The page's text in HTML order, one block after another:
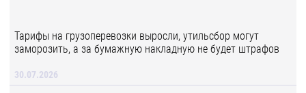
Тарифы на грузоперевозки выросли, утильсбор могут
заморозить, а за бумажную накладную не будет штрафов
30.07.2026